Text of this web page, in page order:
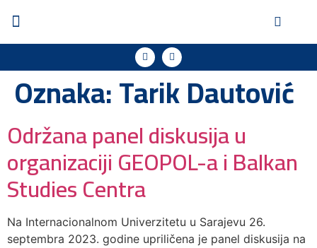
Oznaka:Tarik Dautović
Održana panel diskusija u
organizaciji GEOPOL-a i Balkan
Studies Centra
Na Internacionalnom Univerzitetu u Sarajevu 26.
septembra 2023. godine upriličena je panel diskusija na